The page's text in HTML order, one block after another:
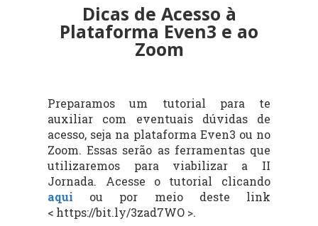
Dicas de Acesso à
Plataforma Even3 e ao
Zoom
Preparamos um tutorial para te
auxiliar com eventuais dúvidas de
acesso, seja na plataforma Even3 ou no
Zoom. Essas serão as ferramentas que
utilizaremos para viabilizar a II
Jornada. Acesse o tutorial clicando
aqui ou por meio deste link
< https://bit.ly/3zad7WO >.